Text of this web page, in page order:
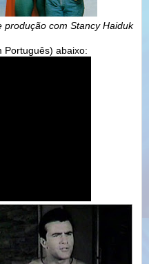
com Stancy Haiduk
Português) abaixo: